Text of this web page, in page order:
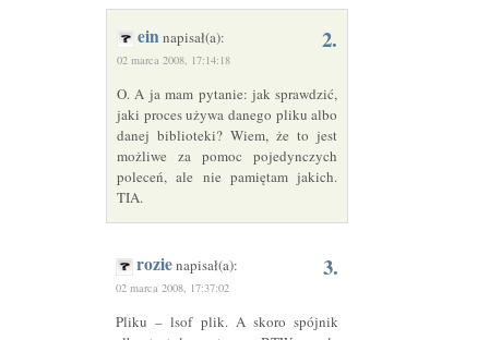
2.
einnapisał(a):
02 marca 2008, 17:14:18
O. A ja mam pytanie: jak sprawdzić,
jaki proces używa danego pliku albo
danej biblioteki? Wiem, że to jest
możliwe za pomoc pojedynczych
poleceń, ale nie pamiętam jakich.
TIA.
3.
rozienapisał(a):
02 marca 2008, 17:37:02
Pliku – lsof plik. A skoro spójnik